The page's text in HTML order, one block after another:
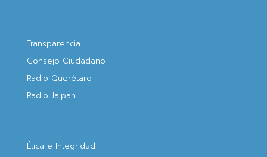
Transparencia
Consejo Ciudadano
Radio Querétaro
Radio Jalpan
Ética e Integridad